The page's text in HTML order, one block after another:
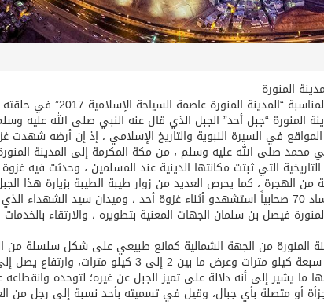
المنورة
يستعرض المركز الإعلامي
المنورة “جبل أحد” الجبل الذي قال عنه النبي صلى الله عليه
في السيرة النبوية والتاريخ الإسلامي ، إذ إن أرضه شهدت
محمد صلى الله عليه وسلم ، من مكة المكرمة إلى المدينة
التي ثبتت مكانتها الدينية عند المسلمين ، وحدثت فيه
من الهجرة ، كما يحرص العديد من زوار طيبة الطيبة بزيارة هذا
شهداء أحد التي تضم أجساد 70 صحابياً استشهدو أثناء غزوة أحد ، وميدان
فيصل بن سلمان الجهات المعنية بتطويره ، والارتقاء
المنورة من الجهة الشمالية كمانع طبيعي على شكل سلسلة من
ما يشير إلى أنه دلالة على تميز الجبل عن غيره؛ لتوحده
أو متصلة بأي جبال، وقيل في تسميته بأحد نسبة إلى رجل من